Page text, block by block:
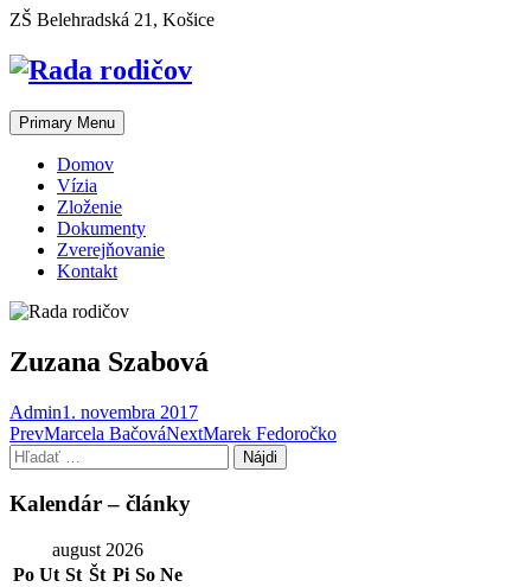
Skip
content
ZŠ Belehradská 21, Košice
Primary Menu
Domov
Vízia
Zloženie
Dokumenty
Zverejňovanie
Kontakt
Zuzana Szabová
Admin1. novembra 2017
Post
navigation
PrevMarcela BačováNextMarek Fedoročko
Hľadať:
Kalendár – články
august 2026
Po Ut St Št Pi So Ne